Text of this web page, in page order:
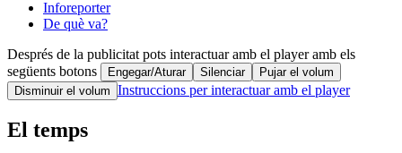
Inforeporter
De què va?
Després de la publicitat pots interactuar amb el player amb els
següents botons
Engegar/Aturar Silenciar
Pujar el volum
Disminuir el volum Instruccions per interactuar amb el player
El temps